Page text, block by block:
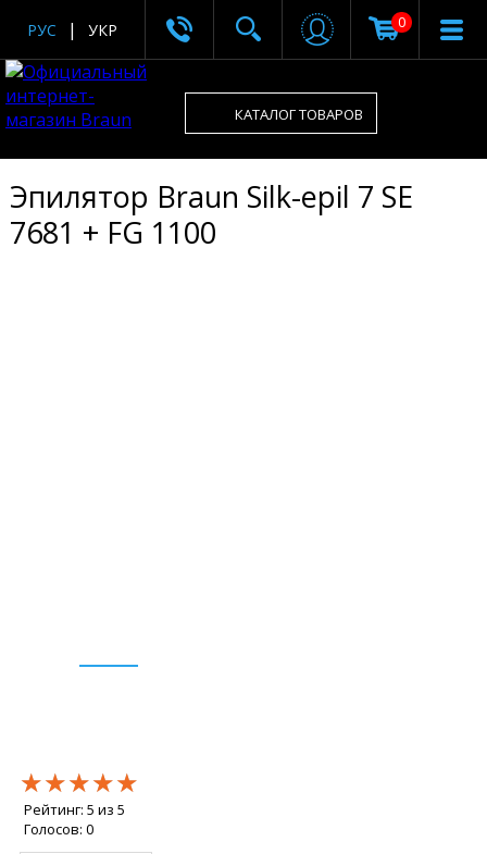
0
РУС УКР
КАТАЛОГ ТОВАРОВ
Эпилятор Braun Silk-epil 7 SE
7681 + FG 1100
★★★★★
★★★★★
★★★★★
Рейтинг: 5 из 5
Голосов: 0